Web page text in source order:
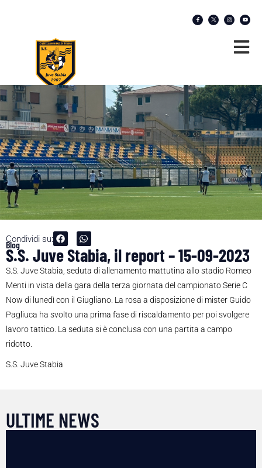
Condividi su:
Blog
S.S. Juve Stabia, il report – 15-09-2023
S.S. Juve Stabia, seduta di allenamento mattutina allo stadio Romeo
Menti in vista della gara della terza giornata del campionato Serie C
Now di lunedì con il Giugliano. La rosa a disposizione di mister Guido
Pagliuca ha svolto una prima fase di riscaldamento per poi svolgere
lavoro tattico. La seduta si è conclusa con una partita a campo
ridotto.
S.S. Juve Stabia
ULTIME NEWS